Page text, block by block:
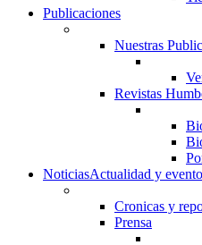
Publicaciones
Nuestras
Revistas
NoticiasActualidad y
Cronicas y
Prensa